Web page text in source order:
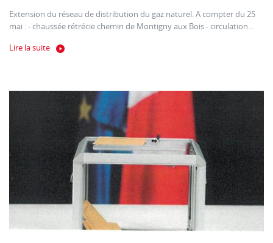
Extension du réseau de distribution du gaz naturel. A compter du 25
mai : - chaussée rétrécie chemin de Montigny aux Bois - circulation...
Lire la suite